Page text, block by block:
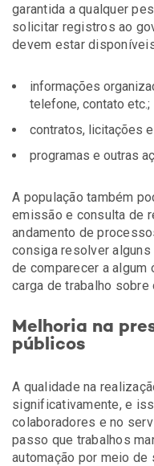
garantida a qualquer
solicitar registros ao
devem estar
informações
telefone, contato etc.;
contratos, licitações
programas e outras
A população também
emissão e consulta de
andamento de
consiga resolver
de comparecer a algum
carga de trabalho sobre
Melhoria na
públicos
A qualidade na
significativamente, e
colaboradores e no
passo que trabalhos
automação por meio